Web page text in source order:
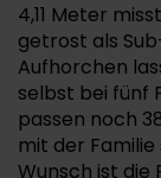
4,11 Meter
getrost als
Aufhorchen
selbst bei fünf
passen noch
mit der
Wunsch ist die